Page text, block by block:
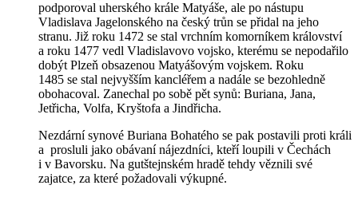
podporoval uherského krále Matyáše, ale po nástupu
Vladislava Jagelonského na český trůn se přidal na jeho
stranu. Již roku 1472 se stal vrchním komorníkem království
a roku 1477 vedl Vladislavovo vojsko, kterému se nepodařilo
dobýt Plzeň obsazenou Matyášovým vojskem. Roku
1485 se stal nejvyšším kancléřem a nadále se bezohledně
obohacoval. Zanechal po sobě pět synů: Buriana, Jana,
Jetřicha, Volfa, Kryštofa a Jindřicha.
Nezdární synové Buriana Bohatého se pak postavili proti králi
a prosluli jako obávaní nájezdníci, kteří loupili v Čechách
i v Bavorsku. Na gutštejnském hradě tehdy věznili své
zajatce, za které požadovali výkupné.